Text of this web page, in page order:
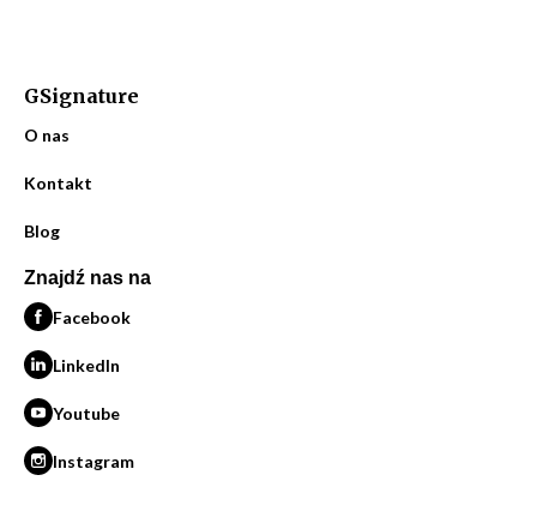
GSignature
O nas
Kontakt
Blog
Znajdź nas na
Facebook
LinkedIn
Youtube
Instagram